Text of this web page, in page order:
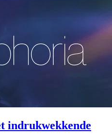
indrukwekkende